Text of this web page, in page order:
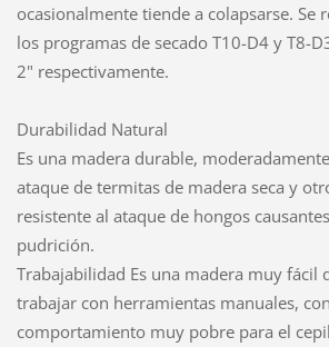
ocasionalmente tiende a colapsarse. Se
los programas de secado T10-D4 y T8-
2" respectivamente.
Durabilidad Natural
Es una madera durable,
ataque de termitas de madera seca y
resistente al ataque de hongos
pudrición.
Trabajabilidad Es una madera muy fácil
trabajar con herramientas manuales,
comportamiento muy pobre para el